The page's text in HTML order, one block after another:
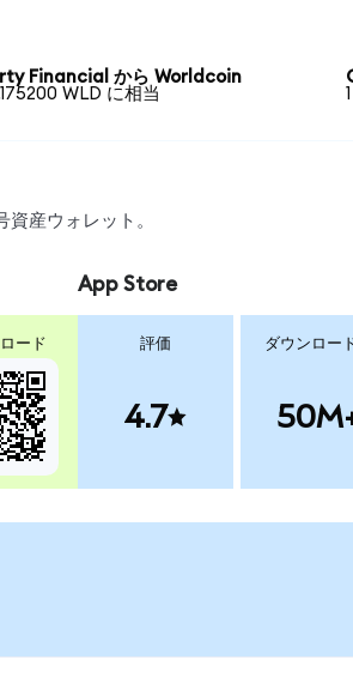
Financial から Worldcoin
WLD に相当
産ウォレット。
ード
App Store
評価
4.7
ダウンロー